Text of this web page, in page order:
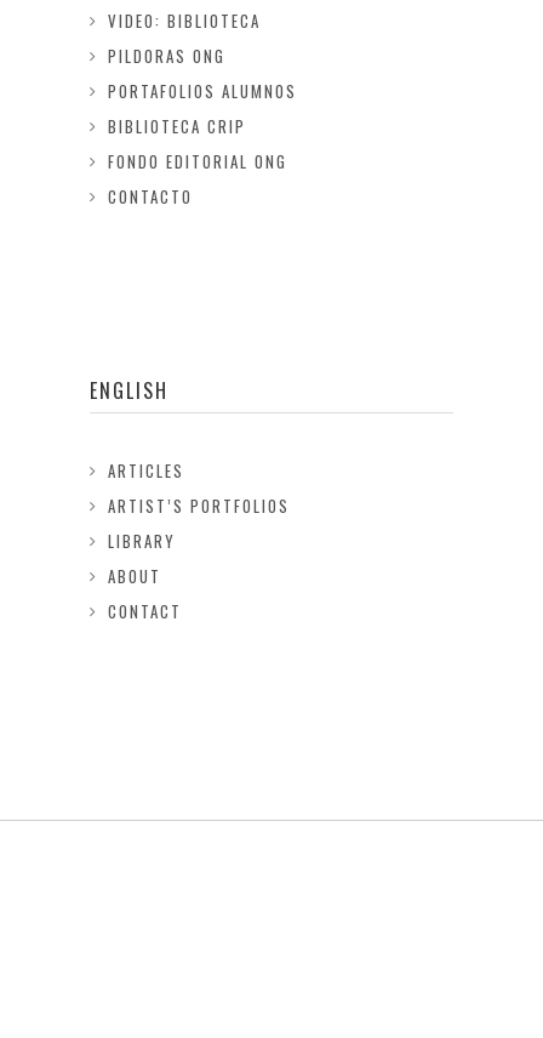
VIDEO: BIBLIOTECA
PILDORAS ONG
PORTAFOLIOS ALUMNOS
BIBLIOTECA CRIP
FONDO EDITORIAL ONG
CONTACTO
ENGLISH
ARTICLES
ARTIST’S PORTFOLIOS
LIBRARY
ABOUT
CONTACT